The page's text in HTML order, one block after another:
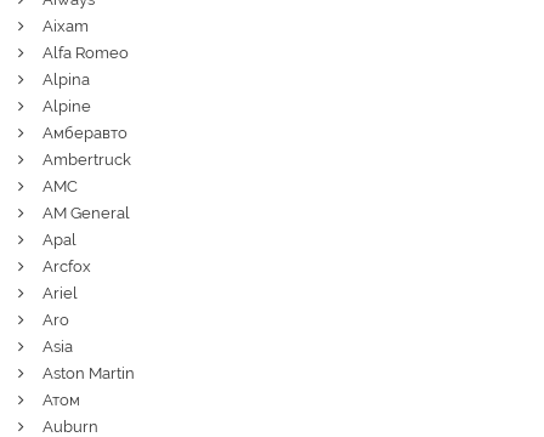
Aixam
Alfa Romeo
Alpina
Alpine
Амберавто
Ambertruck
AMC
AM General
Apal
Arcfox
Ariel
Aro
Asia
Aston Martin
Атом
Auburn